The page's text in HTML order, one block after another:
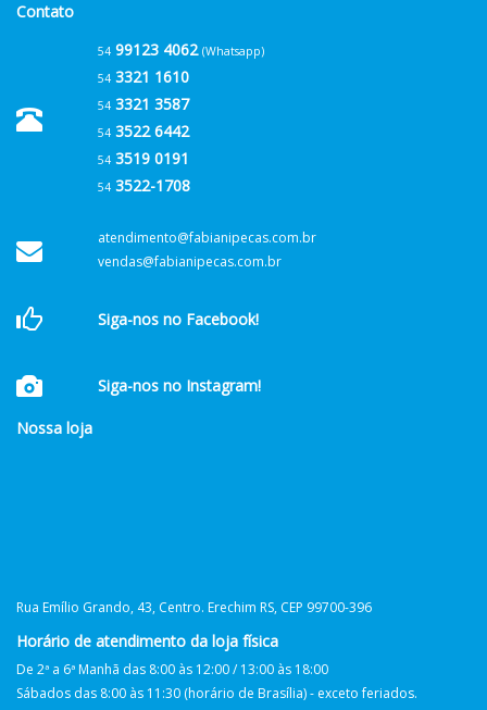
Contato
5499123 4062 (Whatsapp)
543321 1610
543321 3587
543522 6442
543519 0191
543522-1708
atendimento@fabianipecas.com.br
vendas@fabianipecas.com.br
Siga-nos no Facebook!
Siga-nos no Instagram!
Nossa loja
Rua Emílio Grando, 43, Centro. Erechim RS, CEP 99700-396
Horário de atendimento da loja física
De 2ª a 6ª Manhã das 8:00 às 12:00 / 13:00 às 18:00
Sábados das 8:00 às 11:30 (horário de Brasília) - exceto feriados.